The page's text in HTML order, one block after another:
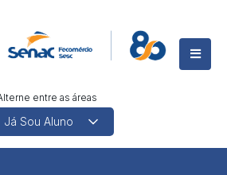
entre as áreas